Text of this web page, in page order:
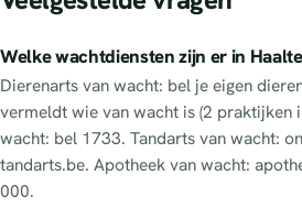
Welke wachtdiensten zijn er in
Dierenarts van wacht: bel je eigen
vermeldt wie van wacht is (2 praktijken
wacht: bel 1733. Tandarts van wacht:
tandarts.be. Apotheek van wacht:
000.